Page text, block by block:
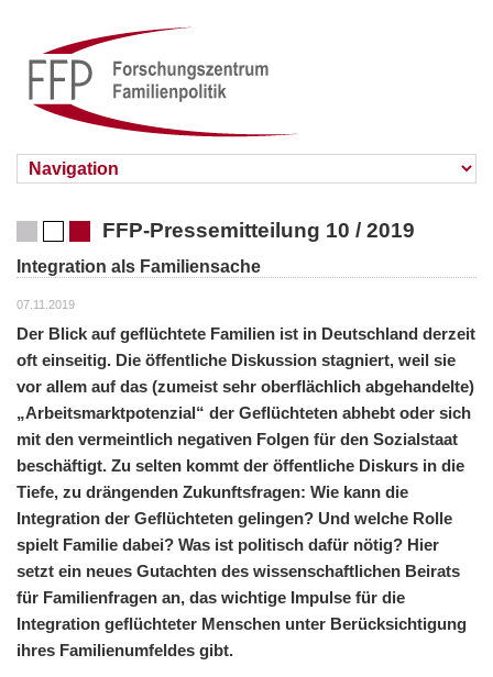
FFP-Pressemitteilung 10 / 2019
Integration als Familiensache
07.11.2019
Der Blick auf geflüchtete Familien ist in Deutschland derzeit
oft einseitig. Die öffentliche Diskussion stagniert, weil sie
vor allem auf das (zumeist sehr oberflächlich abgehandelte)
„Arbeitsmarktpotenzial“ der Geflüchteten abhebt oder sich
mit den vermeintlich negativen Folgen für den Sozialstaat
beschäftigt. Zu selten kommt der öffentliche Diskurs in die
Tiefe, zu drängenden Zukunftsfragen: Wie kann die
Integration der Geflüchteten gelingen? Und welche Rolle
spielt Familie dabei? Was ist politisch dafür nötig? Hier
setzt ein neues Gutachten des wissenschaftlichen Beirats
für Familienfragen an, das wichtige Impulse für die
Integration geflüchteter Menschen unter Berücksichtigung
ihres Familienumfeldes gibt.